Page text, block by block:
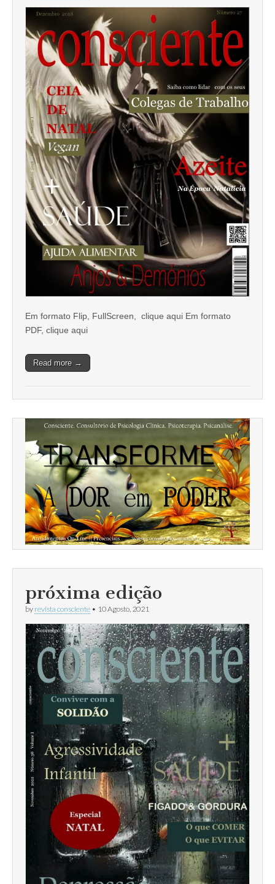
Em formato Flip, FullScreen, clique aqui Em formato
PDF, clique aqui
Read more →
próxima edição
by revista consciente • 10 Agosto, 2021